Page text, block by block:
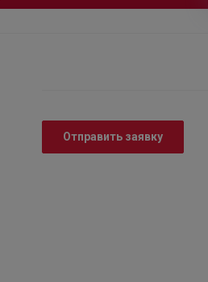
Отправить заявку